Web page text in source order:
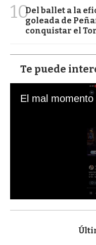
10Del ballet a la
goleada de
conquistar el
Te puede
s